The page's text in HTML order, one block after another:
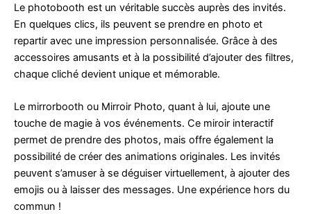
Le photobooth est un véritable succès auprès des invités.
En quelques clics, ils peuvent se prendre en photo et
repartir avec une impression personnalisée. Grâce à des
accessoires amusants et à la possibilité d’ajouter des filtres,
chaque cliché devient unique et mémorable.
Le mirrorbooth ou Mirroir Photo, quant à lui, ajoute une
touche de magie à vos événements. Ce miroir interactif
permet de prendre des photos, mais offre également la
possibilité de créer des animations originales. Les invités
peuvent s’amuser à se déguiser virtuellement, à ajouter des
emojis ou à laisser des messages. Une expérience hors du
commun !